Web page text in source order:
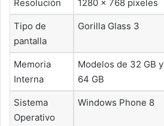
Resolución 1280 × 768 píxeles
Tipo de
pantalla
Gorilla Glass 3
Memoria
Interna
Modelos de 32 GB y
64 GB
Sistema
Operativo
Windows Phone 8